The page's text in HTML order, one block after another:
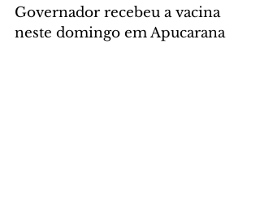
Governador recebeu a vacina
neste domingo em Apucarana